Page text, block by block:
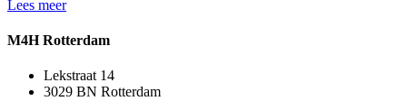
Lees meer
M4H Rotterdam
Lekstraat 14
3029 BN Rotterdam